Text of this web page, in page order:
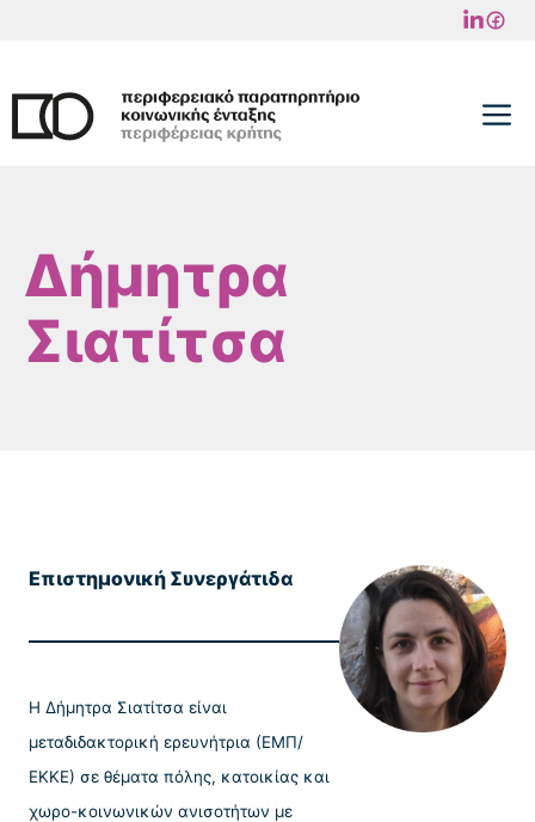
περιεχόμενο
Δήμητρα
Σιατίτσα
Επιστημονική Συνεργάτιδα
Η Δήμητρα Σιατίτσα είναι
μεταδιδακτορική ερευνήτρια (ΕΜΠ/
ΕΚΚΕ) σε θέματα πόλης, κατοικίας και
χωρο-κοινωνικών ανισοτήτων με